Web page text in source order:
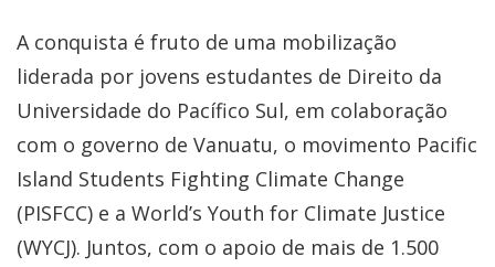
A conquista é fruto de uma mobilização
liderada por jovens estudantes de Direito da
Universidade do Pacífico Sul, em colaboração
com o governo de Vanuatu, o movimento Pacific
Island Students Fighting Climate Change
(PISFCC) e a World’s Youth for Climate Justice
(WYCJ). Juntos, com o apoio de mais de 1.500